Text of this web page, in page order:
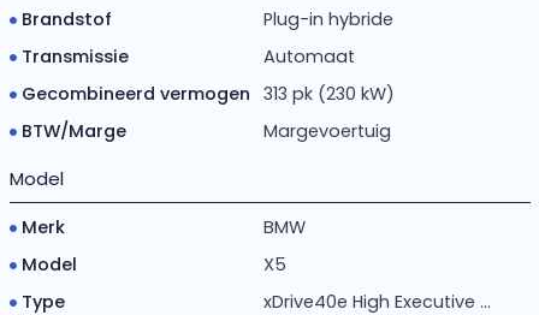
Brandstof
Plug-in hybride
Transmissie
Automaat
Gecombineerd vermogen
313 pk (230 kW)
BTW/Marge
Margevoertuig
Model
Merk
BMW
Model
X5
Type
xDrive40e High Executive ...